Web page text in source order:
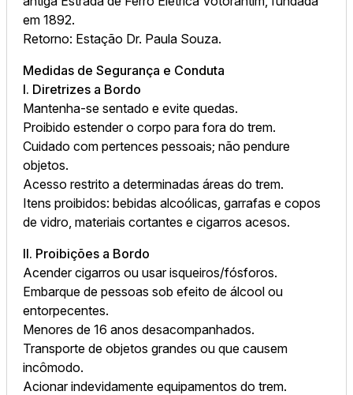
em 1892.
Retorno: Estação Dr. Paula Souza.
Medidas de Segurança e Conduta
I. Diretrizes a Bordo
Mantenha-se sentado e evite quedas.
Proibido estender o corpo para fora do trem.
Cuidado com pertences pessoais; não pendure
objetos.
Acesso restrito a determinadas áreas do trem.
Itens proibidos: bebidas alcoólicas, garrafas e copos
de vidro, materiais cortantes e cigarros acesos.
II. Proibições a Bordo
Acender cigarros ou usar isqueiros/fósforos.
Embarque de pessoas sob efeito de álcool ou
entorpecentes.
Menores de 16 anos desacompanhados.
Transporte de objetos grandes ou que causem
incômodo.
Acionar indevidamente equipamentos do trem.